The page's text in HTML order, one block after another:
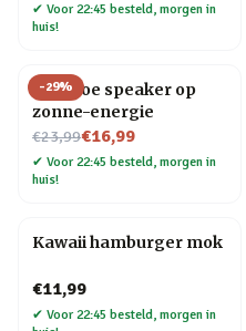
✔ Voor 22:45 besteld, morgen in
huis!
-29%
Bamboe speaker op
zonne-energie
€23,99
Nu voor€16,99
✔ Voor 22:45 besteld, morgen in
huis!
Kawaii hamburger mok
€11,99
✔ Voor 22:45 besteld, morgen in